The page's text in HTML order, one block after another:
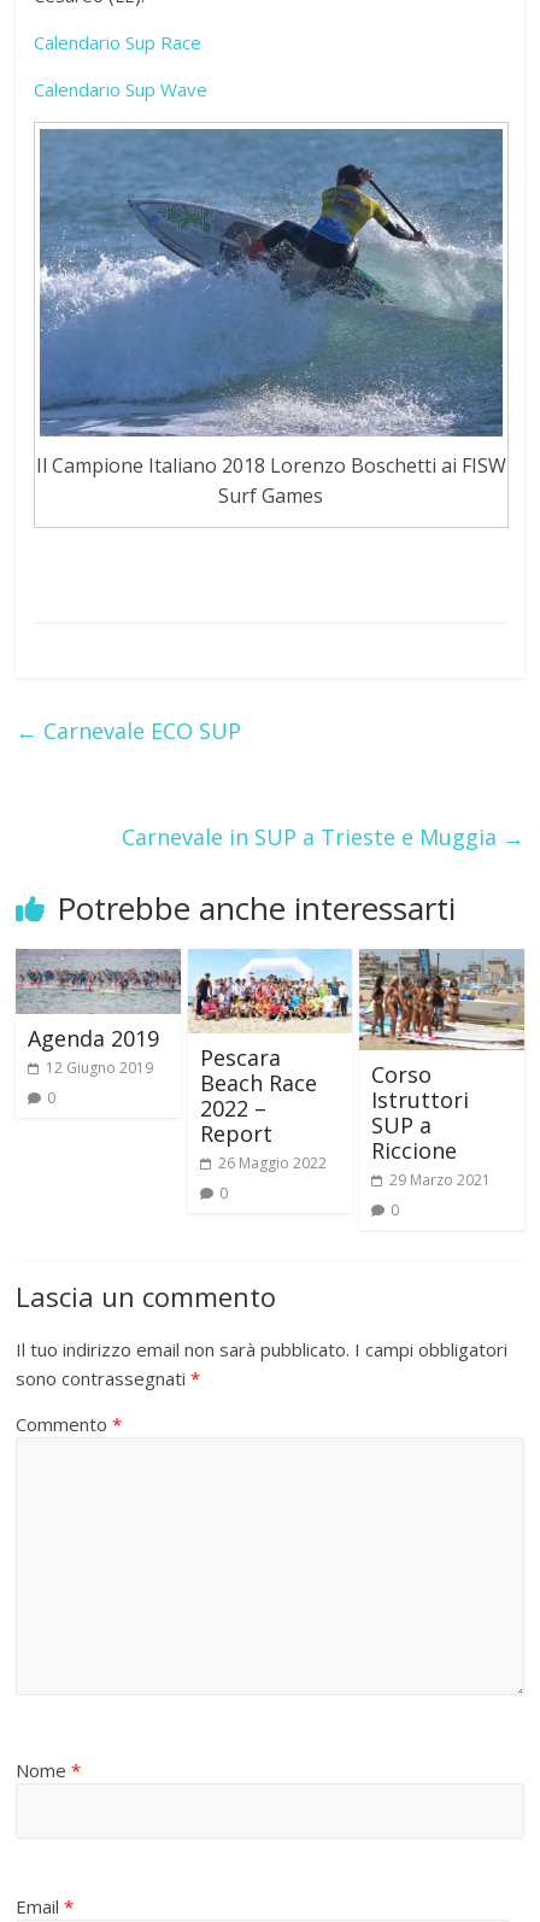
Calendario Sup Race
Calendario Sup Wave
Il Campione Italiano 2018 Lorenzo Boschetti ai FISW
Surf Games
← Carnevale ECO SUP
Carnevale in SUP a Trieste e Muggia →
Potrebbe anche interessarti
Agenda 2019
12 Giugno 2019
0
Pescara
Beach Race
2022 –
Report
26 Maggio 2022
0
Corso
Istruttori
SUP a
Riccione
29 Marzo 2021
0
Lascia un commento
Il tuo indirizzo email non sarà pubblicato. I campi obbligatori
sono contrassegnati*
Commento*
Nome*
Email*